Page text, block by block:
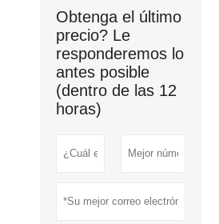
Obtenga el último
precio? Le
responderemos lo
antes posible
(dentro de las 12
horas)